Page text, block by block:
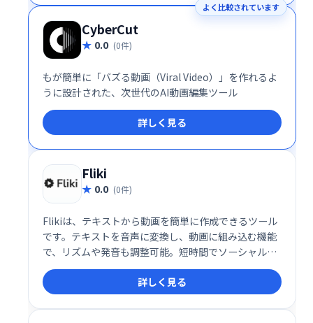
よく比較されています
CyberCut
0.0 (0件)
もが簡単に「バズる動画（Viral Video）」を作れるよ
うに設計された、次世代のAI動画編集ツール
詳しく見る
Fliki
0.0 (0件)
Flikiは、テキストから動画を簡単に作成できるツール
です。テキストを音声に変換し、動画に組み込む機能
で、リズムや発音も調整可能。短時間でソーシャルメ
ディア投稿向けの動画制作が可能です。有料プランで
は、テキスト入力だけで動画を自動生成する機能も利
用できます。手軽に高品質な動画を作成したい方にお
すすめです。
詳しく見る